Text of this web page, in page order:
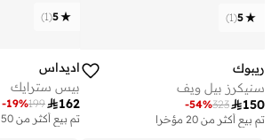
5
(
1
)
ريبوك
سنيكرز بيل ويف
150
323
-54%
تم بيع أكثر من 20 مؤخرا
5
(
1
)
اديداس
بيس سترايك
162
199
-19%
تم بيع أكثر من 50 مؤخرا